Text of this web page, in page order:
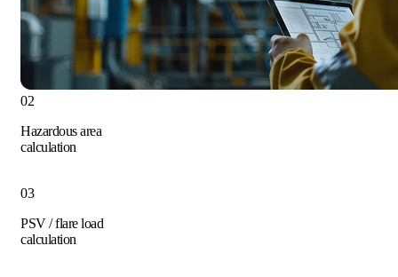
02
Hazardous area
calculation
03
PSV / flare load
calculation